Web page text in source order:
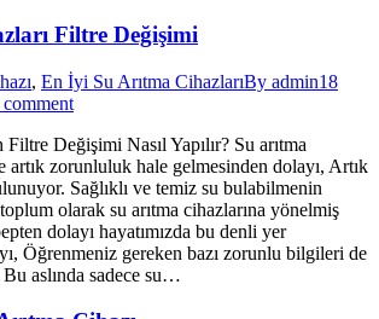
Filtre Değişimi
, En İyi Su Arıtma CihazlarıBy admin18
Filtre Değişimi Nasıl Yapılır? Su arıtma
artık zorunluluk hale gelmesinden dolayı, Artık
Sağlıklı ve temiz su bulabilmenin
olarak su arıtma cihazlarına yönelmiş
dolayı hayatımızda bu denli yer
Öğrenmeniz gereken bazı zorunlu bilgileri de
aslında sadece su…